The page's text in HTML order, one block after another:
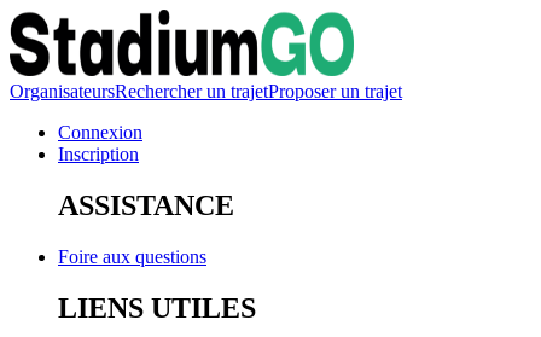
OrganisateursRechercher un trajetProposer un trajet
Connexion
Inscription
ASSISTANCE
Foire aux questions
LIENS UTILES